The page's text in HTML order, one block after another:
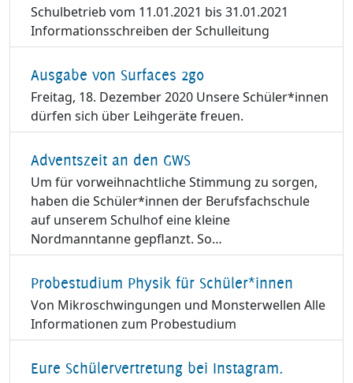
Schulbetrieb vom 11.01.2021 bis 31.01.2021
Informationsschreiben der Schulleitung
Ausgabe von Surfaces 2go
Freitag, 18. Dezember 2020 Unsere Schüler*innen
dürfen sich über Leihgeräte freuen.
Adventszeit an den GWS
Um für vorweihnachtliche Stimmung zu sorgen,
haben die Schüler*innen der Berufsfachschule
auf unserem Schulhof eine kleine
Nordmanntanne gepflanzt. So…
Probestudium Physik für Schüler*innen
Von Mikroschwingungen und Monsterwellen Alle
Informationen zum Probestudium
Eure Schülervertretung bei Instagram.